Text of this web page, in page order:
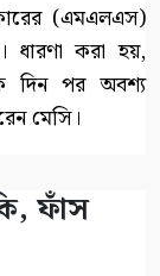
(এমএলএস)
ধারণা করা হয়,
দিন পর অবশ্য
মেসি।
ফাঁস